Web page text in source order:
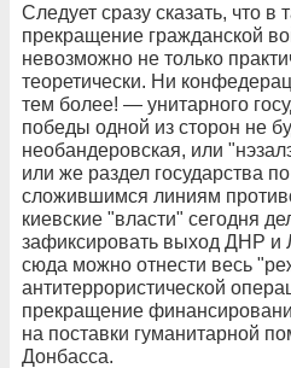
Следует сразу сказать, что
прекращение гражданской
невозможно не только
теоретически. Ни
тем более! — унитарного
победы одной из сторон не
необандеровская, или
или же раздел государства
сложившимся линиям
киевские "власти" сегодня
зафиксировать выход ДНР и
сюда можно отнести весь
антитеррористической
прекращение
на поставки гуманитарной
Донбасса.